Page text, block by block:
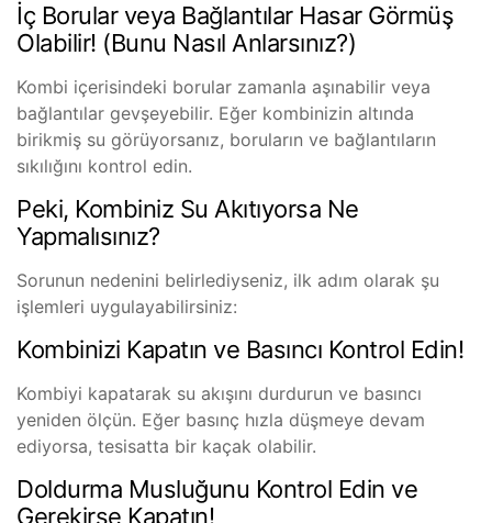
İç Borular veya Bağlantılar Hasar Görmüş
Olabilir! (Bunu Nasıl Anlarsınız?)
Kombi içerisindeki borular zamanla aşınabilir veya
bağlantılar gevşeyebilir. Eğer kombinizin altında
birikmiş su görüyorsanız, boruların ve bağlantıların
sıkılığını kontrol edin.
Peki, Kombiniz Su Akıtıyorsa Ne
Yapmalısınız?
Sorunun nedenini belirlediyseniz, ilk adım olarak şu
işlemleri uygulayabilirsiniz:
Kombinizi Kapatın ve Basıncı Kontrol Edin!
Kombiyi kapatarak su akışını durdurun ve basıncı
yeniden ölçün. Eğer basınç hızla düşmeye devam
ediyorsa, tesisatta bir kaçak olabilir.
Doldurma Musluğunu Kontrol Edin ve
Gerekirse Kapatın!